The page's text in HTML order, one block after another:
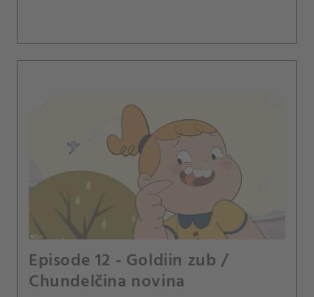
Episode 12 - Goldiin zub /
Chundelčina novina